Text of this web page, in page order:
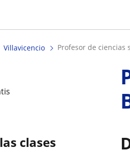
Villavicencio profesor de
clases